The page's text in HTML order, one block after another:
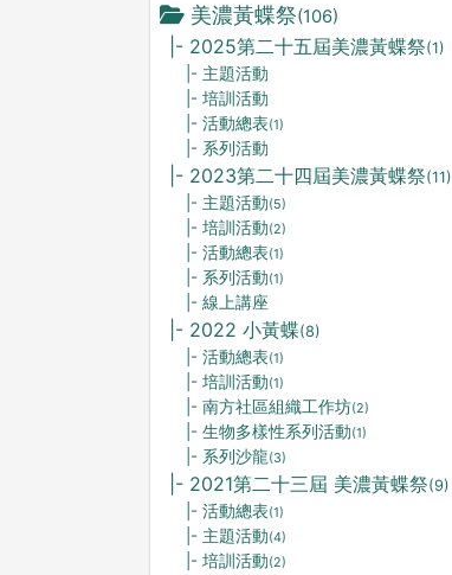
美濃黃蝶祭(106)
|- 2025第二十五屆美濃黃蝶祭(1)
|- 主題活動
|- 培訓活動
|- 活動總表(1)
|- 系列活動
|- 2023第二十四屆美濃黃蝶祭(11)
|- 主題活動(5)
|- 培訓活動(2)
|- 活動總表(1)
|- 系列活動(1)
|- 線上講座
|- 2022 小黃蝶(8)
|- 活動總表(1)
|- 培訓活動(1)
|- 南方社區組織工作坊(2)
|- 生物多樣性系列活動(1)
|- 系列沙龍(3)
|- 2021第二十三屆 美濃黃蝶祭(9)
|- 活動總表(1)
|- 主題活動(4)
|- 培訓活動(2)